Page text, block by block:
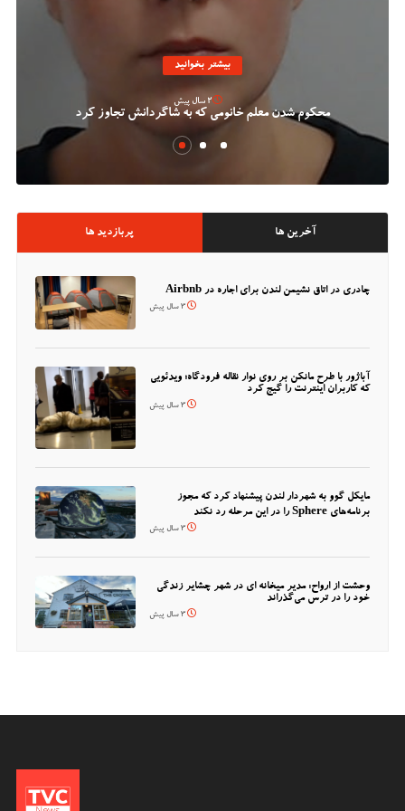
بیشتر بخوانید
محکوم شدن معلم خانومی که به شاگردانش تجاوز کرد
2 سال پیش
پربازدید ها آخرین ها
چادری در اتاق نشیمن لندن برای اجاره در Airbnb
3 سال پیش
آباژور با طرح مانکن بر روی نوار نقاله فرودگاه؛ ویدئویی
که کاربران اینترنت را گیج کرد
3 سال پیش
مایکل گوو به شهردار لندن پیشنهاد کرد که مجوز
برنامه‌های Sphere را در این مرحله رد نکند
3 سال پیش
وحشت از ارواح: مدیر میخانه ای در شهر چشایر زندگی
خود را در ترس می‌گذراند
3 سال پیش